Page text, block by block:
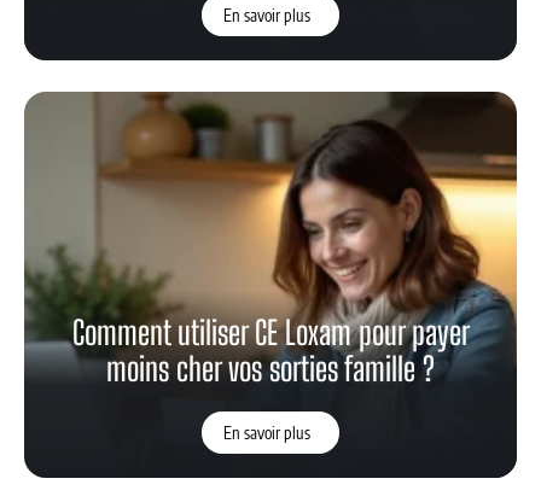
En savoir plus
Comment utiliser CE Loxam pour payer
moins cher vos sorties famille ?
En savoir plus